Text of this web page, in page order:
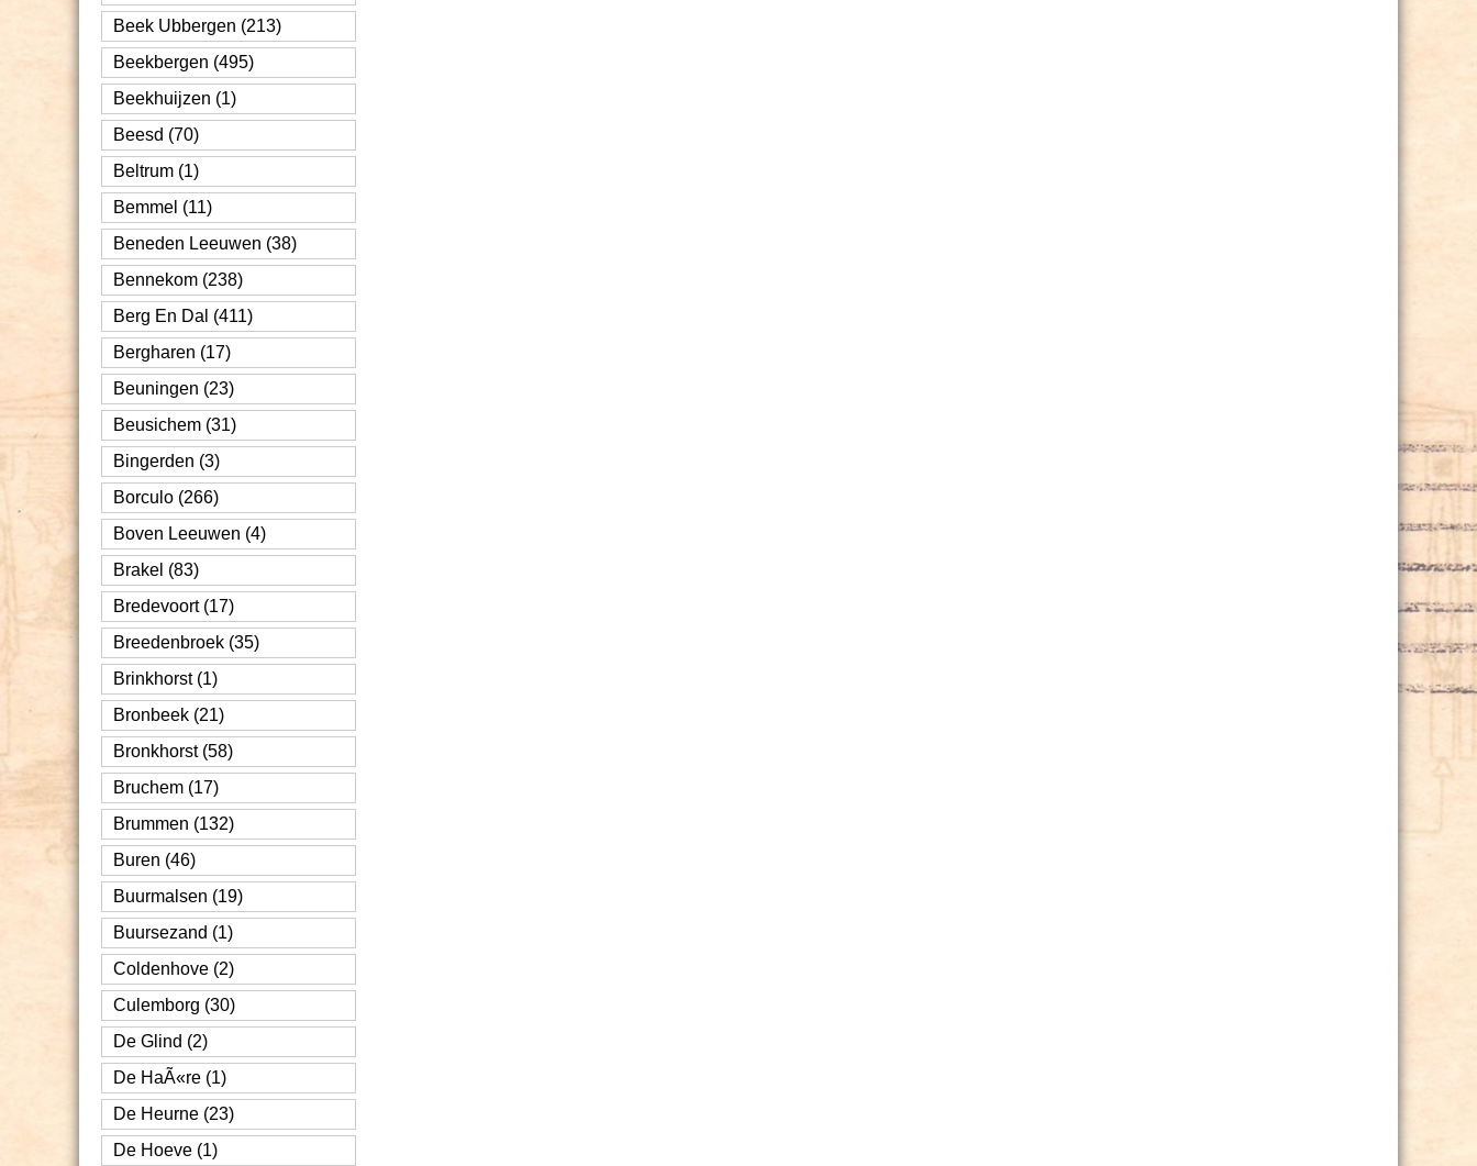
Beek Ubbergen (213)
Beekbergen (495)
Beekhuijzen (1)
Beesd (70)
Beltrum (1)
Bemmel (11)
Beneden Leeuwen (38)
Bennekom (238)
Berg En Dal (411)
Bergharen (17)
Beuningen (23)
Beusichem (31)
Bingerden (3)
Borculo (266)
Boven Leeuwen (4)
Brakel (83)
Bredevoort (17)
Breedenbroek (35)
Brinkhorst (1)
Bronbeek (21)
Bronkhorst (58)
Bruchem (17)
Brummen (132)
Buren (46)
Buurmalsen (19)
Buursezand (1)
Coldenhove (2)
Culemborg (30)
De Glind (2)
De HaÃ«re (1)
De Heurne (23)
De Hoeve (1)